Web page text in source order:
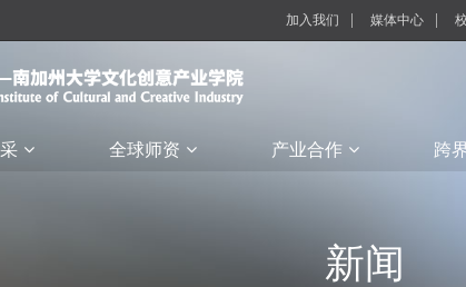
加入我们 媒体中心
全球师资 产业合作 跨
新闻